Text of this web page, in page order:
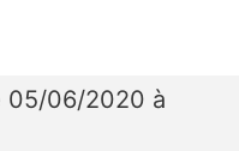
05/06/2020 à